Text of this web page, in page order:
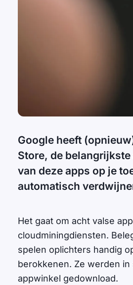
Google heeft
Store, de
van deze apps op je
automatisch
Het gaat om acht valse
cloudminingdiensten.
spelen oplichters handig
berokkenen. Ze werden
appwinkel gedownload.